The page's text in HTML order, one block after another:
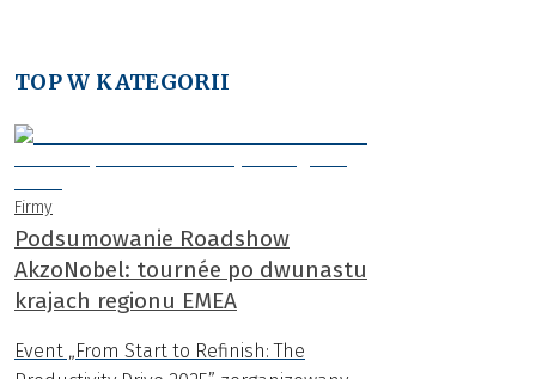
TOP W KATEGORII
Firmy
Podsumowanie Roadshow
AkzoNobel: tournée po dwunastu
krajach regionu EMEA
Event „From Start to Refinish: The